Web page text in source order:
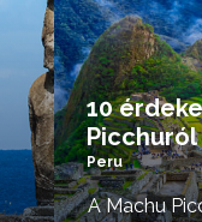
10
Picchuról
Peru
A Machu